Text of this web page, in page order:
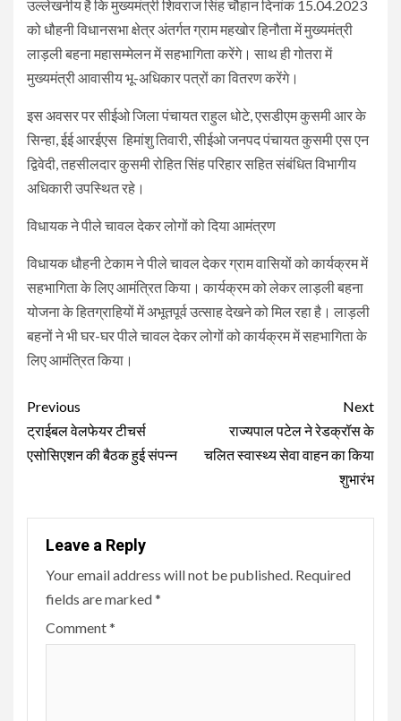
उल्लेखनीय है कि मुख्यमंत्री शिवराज सिंह चौहान दिनांक 15.04.2023
को धौहनी विधानसभा क्षेत्र अंतर्गत ग्राम महखोर हिनौता में मुख्यमंत्री
लाड़ली बहना महासम्मेलन में सहभागिता करेंगे। साथ ही गोतरा में
मुख्यमंत्री आवासीय भू-अधिकार पत्रों का वितरण करेंगे।
इस अवसर पर सीईओ जिला पंचायत राहुल धोटे, एसडीएम कुसमी आर के
सिन्हा, ईई आरईएस हिमांशु तिवारी, सीईओ जनपद पंचायत कुसमी एस एन
द्विवेदी, तहसीलदार कुसमी रोहित सिंह परिहार सहित संबंधित विभागीय
अधिकारी उपस्थित रहे।
विधायक ने पीले चावल देकर लोगों को दिया आमंत्रण
विधायक धौहनी टेकाम ने पीले चावल देकर ग्राम वासियों को कार्यक्रम में
सहभागिता के लिए आमंत्रित किया। कार्यक्रम को लेकर लाड़ली बहना
योजना के हितग्राहियों में अभूतपूर्व उत्साह देखने को मिल रहा है। लाड़ली
बहनों ने भी घर-घर पीले चावल देकर लोगों को कार्यक्रम में सहभागिता के
लिए आमंत्रित किया।
Continue
Reading
Previous
ट्राईबल वेलफेयर टीचर्स
एसोसिएशन की बैठक हुई संपन्न
Next
राज्यपाल पटेल ने रेडक्रॉस के
चलित स्वास्थ्य सेवा वाहन का किया
शुभारंभ
Leave a Reply
Your email address will not be published. Required
fields are marked*
Comment*